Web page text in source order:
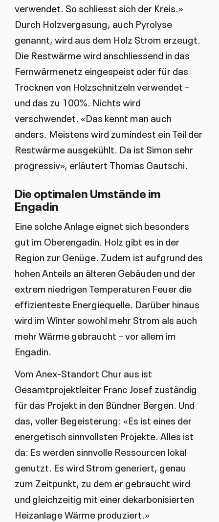
verwendet. So schliesst sich der Kreis.»
Durch Holzvergasung, auch Pyrolyse
genannt, wird aus dem Holz Strom erzeugt.
Die Restwärme wird anschliessend in das
Fernwärmenetz eingespeist oder für das
Trocknen von Holzschnitzeln verwendet –
und das zu 100%. Nichts wird
verschwendet. «Das kennt man auch
anders. Meistens wird zumindest ein Teil der
Restwärme ausgekühlt. Da ist Simon sehr
progressiv», erläutert Thomas Gautschi.
Die optimalen Umstände im
Engadin
Eine solche Anlage eignet sich besonders
gut im Oberengadin. Holz gibt es in der
Region zur Genüge. Zudem ist aufgrund des
hohen Anteils an älteren Gebäuden und der
extrem niedrigen Temperaturen Feuer die
effizienteste Energiequelle. Darüber hinaus
wird im Winter sowohl mehr Strom als auch
mehr Wärme gebraucht – vor allem im
Engadin.
Vom Anex-Standort Chur aus ist
Gesamtprojektleiter Franc Josef zuständig
für das Projekt in den Bündner Bergen. Und
das, voller Begeisterung: «Es ist eines der
energetisch sinnvollsten Projekte. Alles ist
da: Es werden sinnvolle Ressourcen lokal
genutzt. Es wird Strom generiert, genau
zum Zeitpunkt, zu dem er gebraucht wird
und gleichzeitig mit einer dekarbonisierten
Heizanlage Wärme produziert.»